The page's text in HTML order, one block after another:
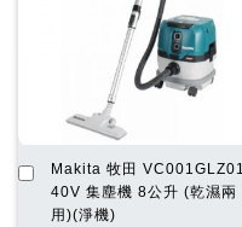
Makita 牧田 VC001GLZ01
40V 集塵機 8公升 (乾濕兩
用)(淨機)
加
入
購